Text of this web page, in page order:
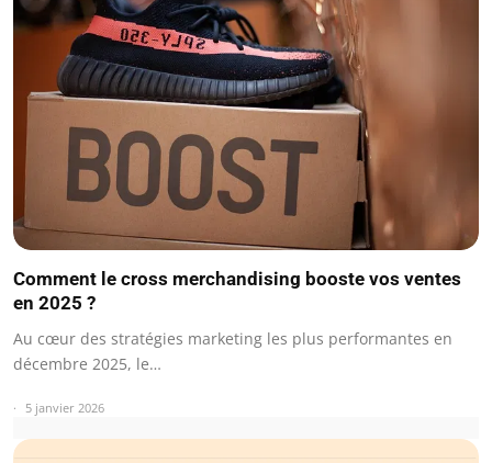
Comment le cross merchandising booste vos ventes
en 2025 ?
Au cœur des stratégies marketing les plus performantes en
décembre 2025, le…
5 janvier 2026